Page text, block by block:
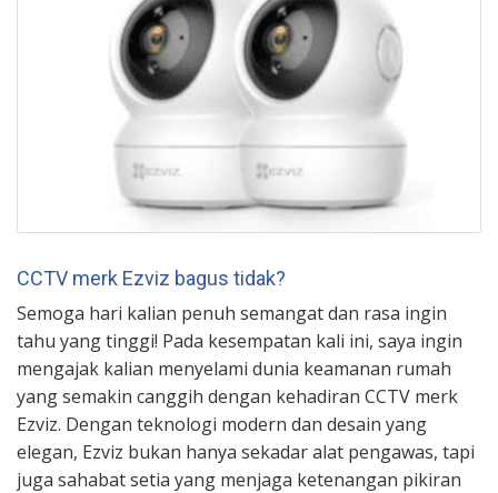
CCTV merk Ezviz bagus tidak?
Semoga hari kalian penuh semangat dan rasa ingin
tahu yang tinggi! Pada kesempatan kali ini, saya ingin
mengajak kalian menyelami dunia keamanan rumah
yang semakin canggih dengan kehadiran CCTV merk
Ezviz. Dengan teknologi modern dan desain yang
elegan, Ezviz bukan hanya sekadar alat pengawas, tapi
juga sahabat setia yang menjaga ketenangan pikiran